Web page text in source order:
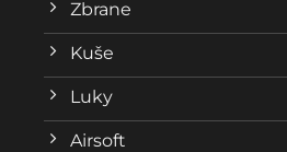
Zbrane
Kuše
Luky
Airsoft